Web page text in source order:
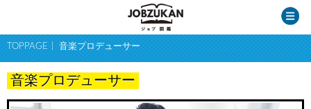
TOPPAGE 音楽プロデューサー
音楽プロデューサー